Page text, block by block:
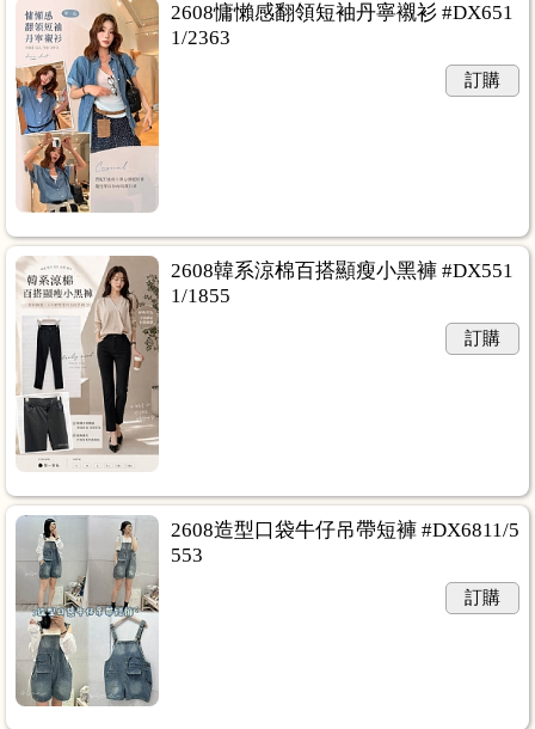
2608慵懶感翻領短袖丹寧襯衫 #DX651
1/2363
訂購
2608韓系涼棉百搭顯瘦小黑褲 #DX551
1/1855
訂購
2608造型口袋牛仔吊帶短褲 #DX6811/5
553
訂購